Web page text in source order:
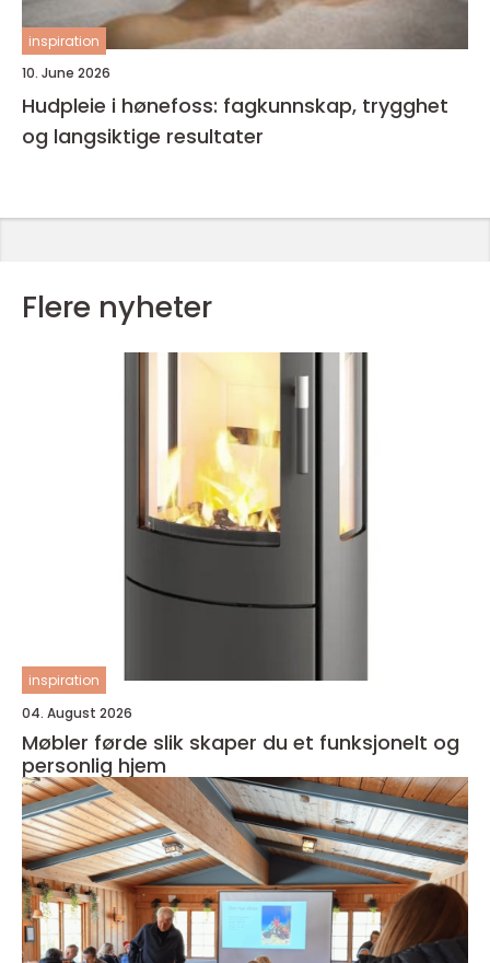
inspiration
10. June 2026
Hudpleie i hønefoss: fagkunnskap, trygghet
og langsiktige resultater
Flere nyheter
inspiration
04. August 2026
Møbler førde slik skaper du et funksjonelt og
personlig hjem